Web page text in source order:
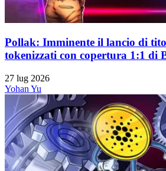
Pollak: Imminente il lancio di
tokenizzati con copertura 1:1 di
27 lug 2026
Yohan Yu